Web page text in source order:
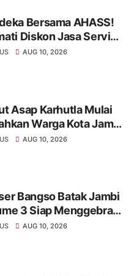
Bersama AHASS!
Diskon Jasa Service
Selama Agustus
AUG 10, 2026
Asap Karhutla Mulai
Warga Kota Jambi,
di Sungai
AUG 10, 2026
Bangso Batak Jambi
3 Siap Menggebrak!
Marsada Band,
AUG 10, 2026